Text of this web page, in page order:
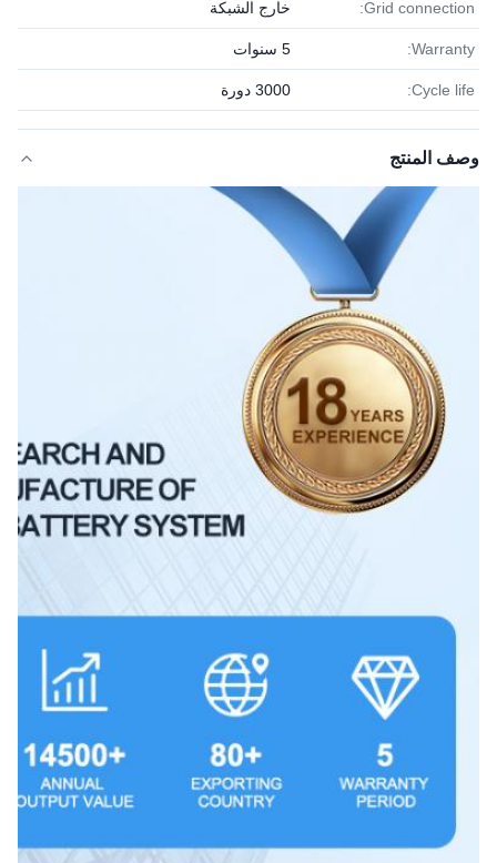
Grid connection: خارج الشبكة
Warranty: 5 سنوات
Cycle life: 3000 دورة
وصف المنتج